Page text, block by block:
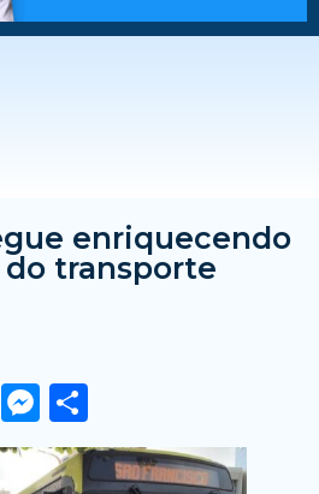
enriquecendo
transporte
Telegram
Messenger